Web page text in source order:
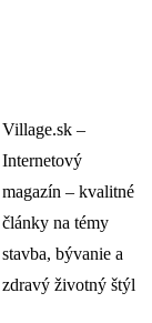
Village.sk –
Internetový
magazín – kvalitné
články na témy
stavba, bývanie a
zdravý životný štýl